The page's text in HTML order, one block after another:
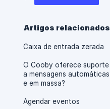
Artigos relacionados
Caixa de entrada zerada
O Cooby oferece suporte
a mensagens automáticas
e em massa?
Agendar eventos